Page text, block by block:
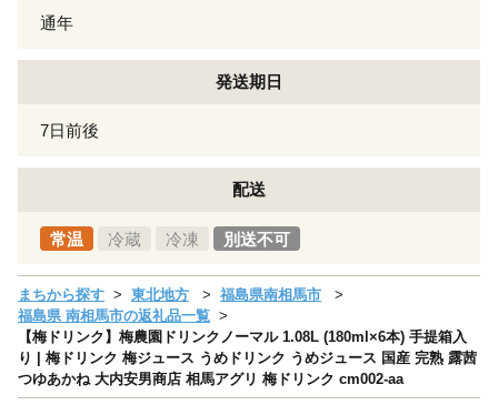
通年
発送期日
7日前後
配送
常温 冷蔵 冷凍 別送不可
まちから探す 東北地方
福島県南相馬市
福島県 南相馬市の返礼品一覧
【梅ドリンク】梅農園ドリンクノーマル 1.08L (180ml×6本) 手提箱入
り | 梅ドリンク 梅ジュース うめドリンク うめジュース 国産 完熟 露茜
つゆあかね 大内安男商店 相馬アグリ 梅ドリンク cm002-aa